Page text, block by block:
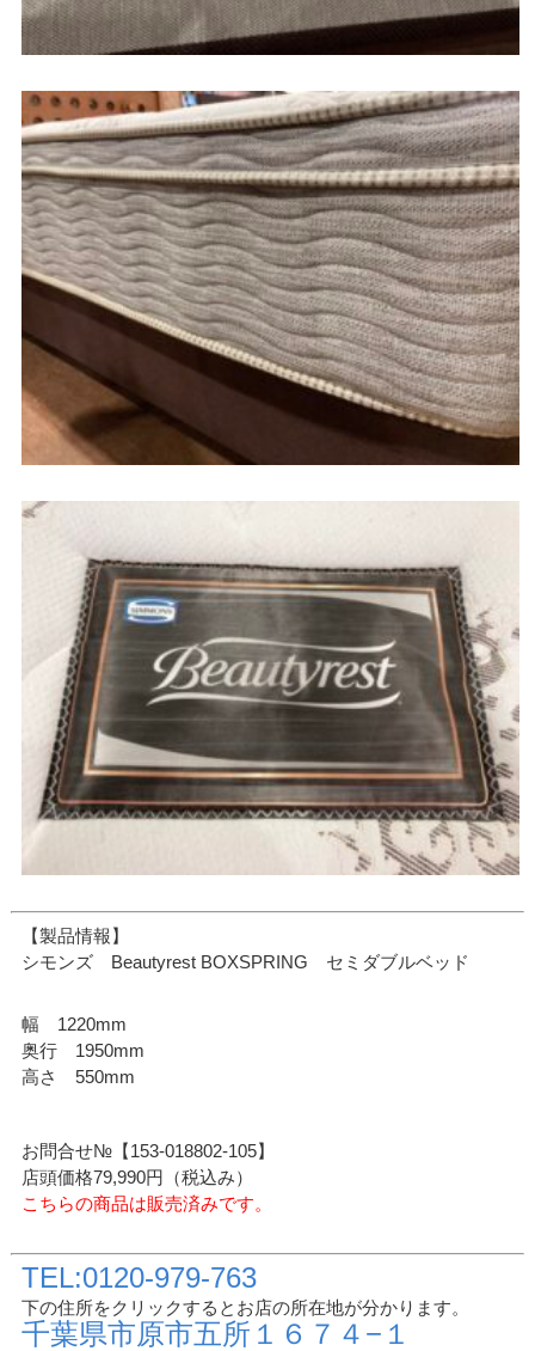
【製品情報】
シモンズ Beautyrest BOXSPRING セミダブルベッド
幅 1220mm
奥行 1950mm
高さ 550mm
お問合せ№【153-018802-105】
店頭価格79,990円（税込み）
こちらの商品は販売済みです。
TEL:0120-979-763
下の住所をクリックするとお店の所在地が分かります。
千葉県市原市五所１６７４−１